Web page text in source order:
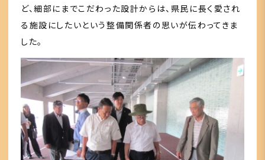
ど、細部にまでこだわった設計からは、県民に長く愛され
る施設にしたいという整備関係者の思いが伝わってきま
した。